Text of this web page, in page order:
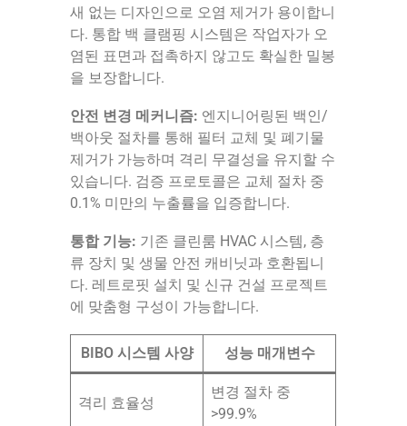
새 없는 디자인으로 오염 제거가 용이합니
다. 통합 백 클램핑 시스템은 작업자가 오
염된 표면과 접촉하지 않고도 확실한 밀봉
을 보장합니다.
안전 변경 메커니즘: 엔지니어링된 백인/
백아웃 절차를 통해 필터 교체 및 폐기물
제거가 가능하며 격리 무결성을 유지할 수
있습니다. 검증 프로토콜은 교체 절차 중
0.1% 미만의 누출률을 입증합니다.
통합 기능: 기존 클린룸 HVAC 시스템, 층
류 장치 및 생물 안전 캐비닛과 호환됩니
다. 레트로핏 설치 및 신규 건설 프로젝트
에 맞춤형 구성이 가능합니다.
BIBO 시스템 사양 성능 매개변수
격리 효율성
변경 절차 중
>99.9%